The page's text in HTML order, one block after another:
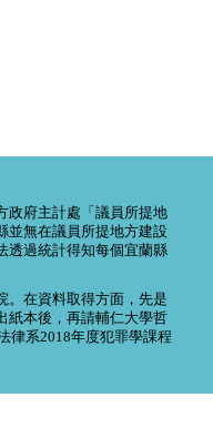
政府主計處「議員所提地
並無在議員所提地方建設
透過統計得知每個宜蘭縣
。在資料取得方面，先是
紙本後，再請輔仁大學哲
律系2018年度犯罪學課程